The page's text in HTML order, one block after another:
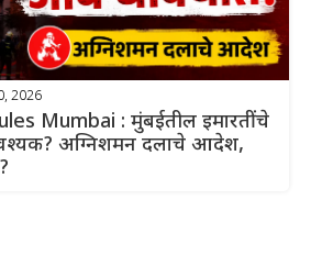
2026
Mumbai : मुंबईतील इमारतींचे
अग्निशमन दलाचे आदेश,